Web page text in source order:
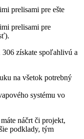
prelisami pre ešte
prelisami pre
získate spoľahlivú a
na všetok potrebný
systému vo
náčrt či projekt,
podklady, tým